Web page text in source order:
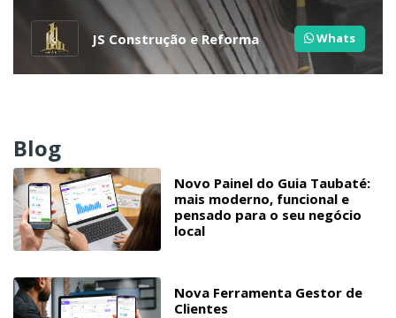
JS Construção e Reforma Whats
Blog
Novo Painel do Guia Taubaté:
mais moderno, funcional e
pensado para o seu negócio
local
Nova Ferramenta Gestor de
Clientes